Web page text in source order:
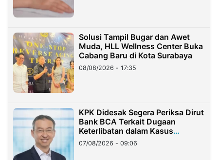
Solusi Tampil Bugar dan Awet
Muda, HLL Wellness Center Buka
Cabang Baru di Kota Surabaya
08/08/2026 - 17:35
KPK Didesak Segera Periksa Dirut
Bank BCA Terkait Dugaan
Keterlibatan dalam Kasus
Hilangnya Dana Nasabah Rp2,58
Miliar
07/08/2026 - 09:06